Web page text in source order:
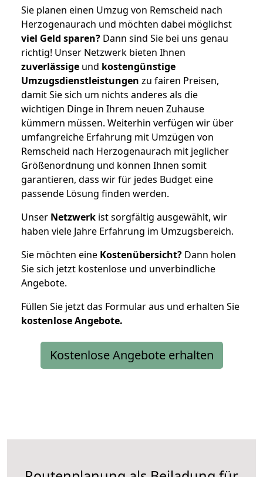
Sie planen einen Umzug von Remscheid nach
Herzogenaurach und möchten dabei möglichst
viel Geld sparen? Dann sind Sie bei uns genau
richtig! Unser Netzwerk bieten Ihnen
zuverlässige und kostengünstige
Umzugsdienstleistungen zu fairen Preisen,
damit Sie sich um nichts anderes als die
wichtigen Dinge in Ihrem neuen Zuhause
kümmern müssen. Weiterhin verfügen wir über
umfangreiche Erfahrung mit Umzügen von
Remscheid nach Herzogenaurach mit jeglicher
Größenordnung und können Ihnen somit
garantieren, dass wir für jedes Budget eine
passende Lösung finden werden.
Unser Netzwerk ist sorgfältig ausgewählt, wir
haben viele Jahre Erfahrung im Umzugsbereich.
Sie möchten eine Kostenübersicht? Dann holen
Sie sich jetzt kostenlose und unverbindliche
Angebote.
Füllen Sie jetzt das Formular aus und erhalten Sie
kostenloseAngebote.
Kostenlose Angebote erhalten